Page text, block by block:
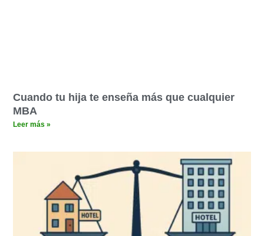
Cuando tu hija te enseña más que cualquier
MBA
Leer más »